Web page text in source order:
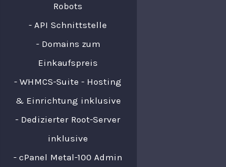
Robots
- API Schnittstelle
- Domains zum
Einkaufspreis
- WHMCS-Suite - Hosting
& Einrichtung inklusive
- Dedizierter Root-Server
inklusive
- cPanel Metal-100 Admin